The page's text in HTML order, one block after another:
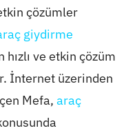
çözümler
giydirme
hızlı ve etkin çözüm
İnternet üzerinden
Mefa, araç